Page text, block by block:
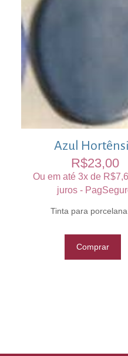
Azul
R$23,00
Ou em até 3x de R$
juros -
Tinta para
Comprar